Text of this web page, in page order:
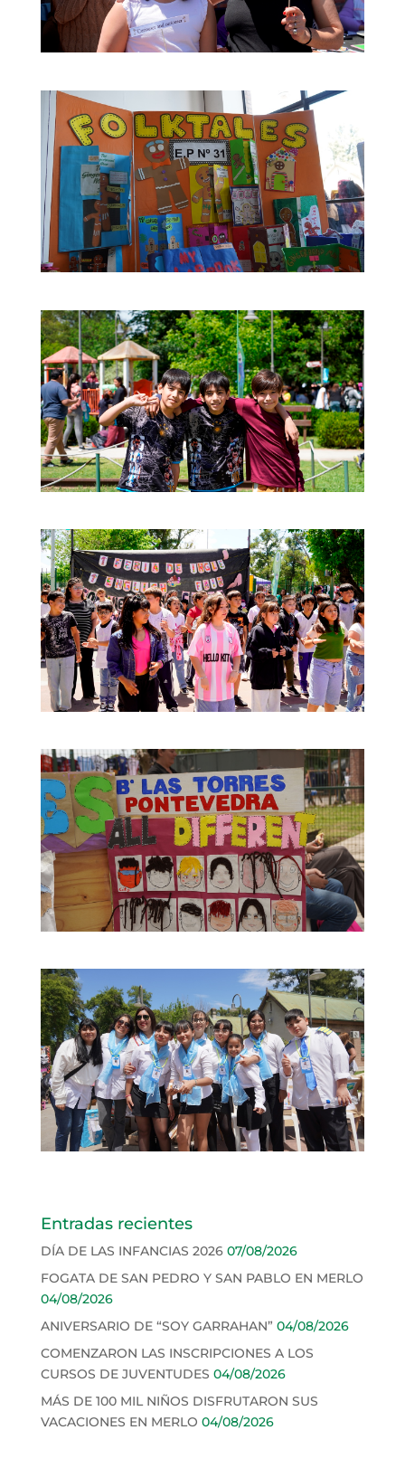
Entradas recientes
DÍA DE LAS INFANCIAS 2026 07/08/2026
FOGATA DE SAN PEDRO Y SAN PABLO EN MERLO
04/08/2026
ANIVERSARIO DE “SOY GARRAHAN” 04/08/2026
COMENZARON LAS INSCRIPCIONES A LOS
CURSOS DE JUVENTUDES 04/08/2026
MÁS DE 100 MIL NIÑOS DISFRUTARON SUS
VACACIONES EN MERLO 04/08/2026